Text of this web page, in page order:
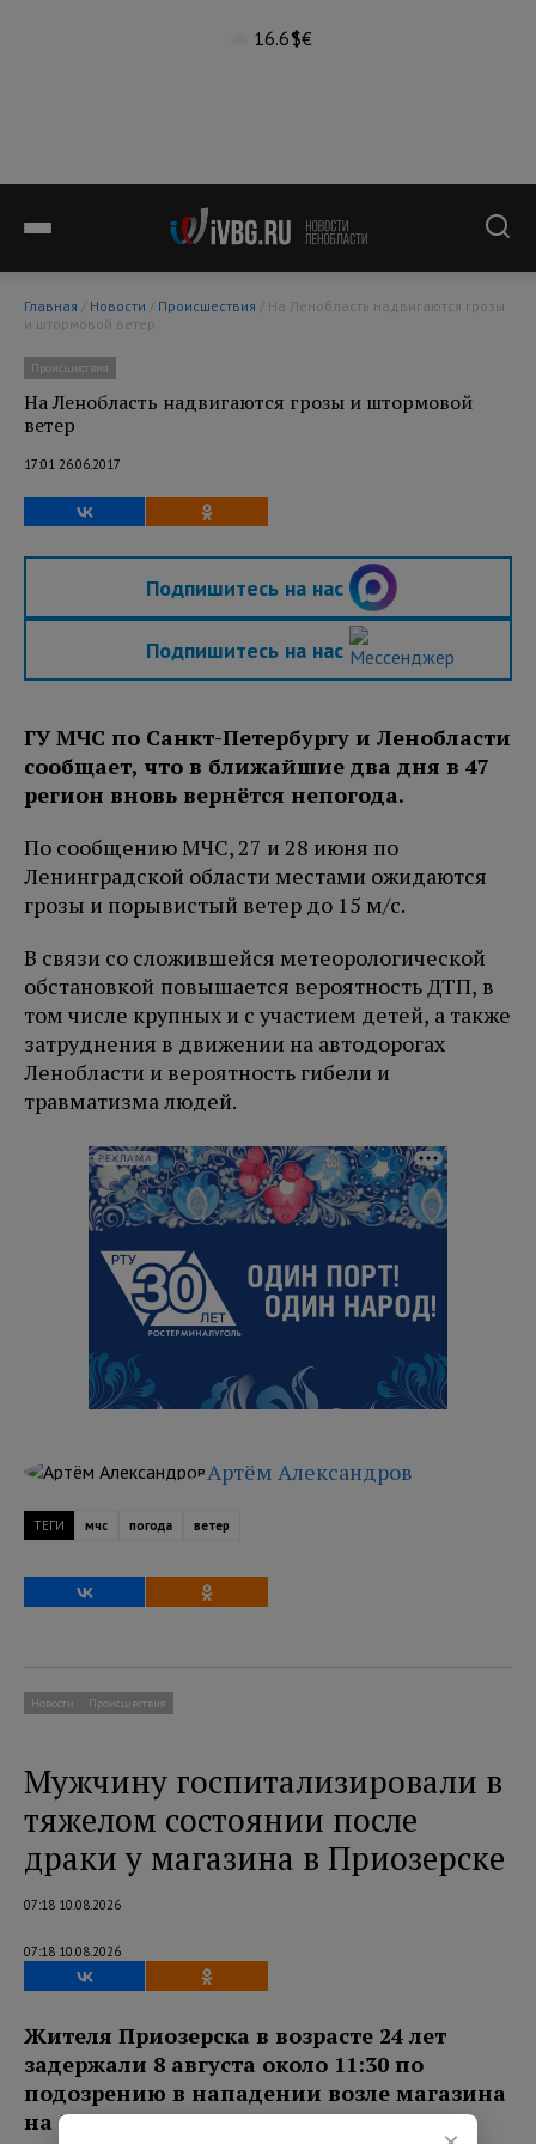
16.6°$€
Главная / Новости / Происшествия
и штормовой ветер
Происшествия
На Ленобласть надвигаются грозы и штормовой
ветер
17:01 26.06.2017
Подпишитесь на нас
Подпишитесь на нас
ГУ МЧС по Санкт-Петербургу и Ленобласти
сообщает, что в ближайшие два дня в 47
регион вновь вернётся непогода.
По сообщению МЧС, 27 и 28 июня по
Ленинградской области местами ожидаются
грозы и порывистый ветер до 15 м/с.
В связи со сложившейся метеорологической
обстановкой повышается вероятность ДТП, в
том числе крупных и с участием детей, а также
затруднения в движении на автодорогах
Ленобласти и вероятность гибели и
травматизма людей.
РЕКЛАМА
Артём Александров
ТЕГИ мчс погода ветер
Новости Происшествия
Мужчину госпитализировали в
тяжелом состоянии после
драки у магазина в Приозерске
07:18 10.08.2026
07:18 10.08.2026
Жителя Приозерска в возрасте 24 лет
задержали 8 августа около 11:30 по
подозрению в нападении возле магазина
на Ленинградском шоссе.